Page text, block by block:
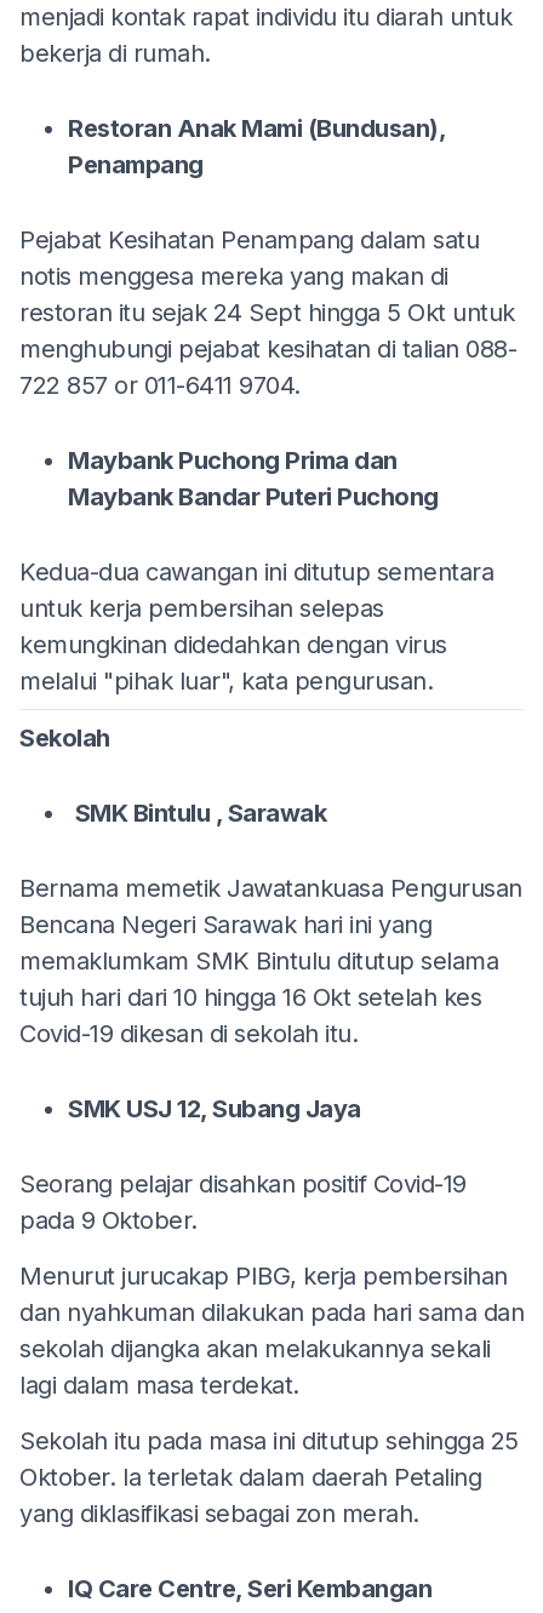
menjadi kontak rapat individu itu diarah untuk
bekerja di rumah.
Restoran Anak Mami (Bundusan),
Penampang
Pejabat Kesihatan Penampang dalam satu
notis menggesa mereka yang makan di
restoran itu sejak 24 Sept hingga 5 Okt untuk
menghubungi pejabat kesihatan di talian 088-
722 857 or 011-6411 9704.
Maybank Puchong Prima dan
Maybank Bandar Puteri Puchong
Kedua-dua cawangan ini ditutup sementara
untuk kerja pembersihan selepas
kemungkinan didedahkan dengan virus
melalui "pihak luar", kata pengurusan.
Sekolah
SMK Bintulu , Sarawak
Bernama memetik Jawatankuasa Pengurusan
Bencana Negeri Sarawak hari ini yang
memaklumkam SMK Bintulu ditutup selama
tujuh hari dari 10 hingga 16 Okt setelah kes
Covid-19 dikesan di sekolah itu.
SMK USJ 12, Subang Jaya
Seorang pelajar disahkan positif Covid-19
pada 9 Oktober.
Menurut jurucakap PIBG, kerja pembersihan
dan nyahkuman dilakukan pada hari sama dan
sekolah dijangka akan melakukannya sekali
lagi dalam masa terdekat.
Sekolah itu pada masa ini ditutup sehingga 25
Oktober. Ia terletak dalam daerah Petaling
yang diklasifikasi sebagai zon merah.
IQ Care Centre, Seri Kembangan